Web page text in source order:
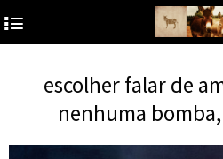
4
escolher falar de
nenhuma